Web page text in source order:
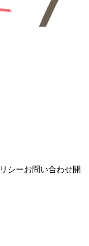
シーお問い合わせ開